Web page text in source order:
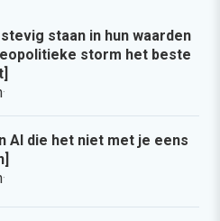
staan in hun waarden
storm het beste
·
AI die het niet met je eens
·